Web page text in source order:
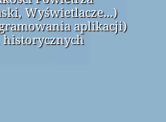
Wyświetlacze...)
aplikacji)